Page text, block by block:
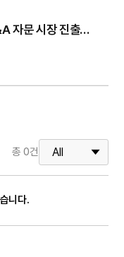
자문 시장 진출
총0건
니다.